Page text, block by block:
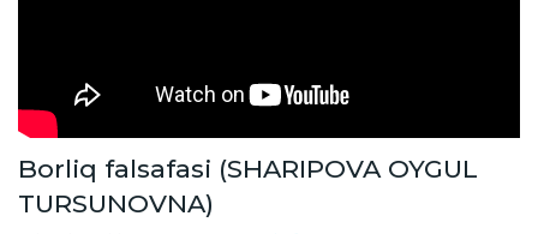
Borliq falsafasi (SHARIPOVA OYGUL
TURSUNOVNA)